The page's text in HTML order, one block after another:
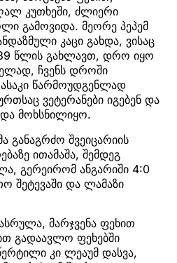
კუთხეში, ძლიერი
გამოვიდა. მეორე პეპემ
კაცი გახდა, ვისაც
39 წლის გახლავთ, დრო იყო
ჩვენს დროში
წარმოუდგენლად
ვეტერანები იგებენ და
მოხსნილიყო.
განაგრძო შვეიცარიის
ითამაშა, შემდეგ
გერეირომ ანგარიში 4:0
შეტევაში და ლამაზი
მარჯვენა ფეხით
გადაავლო ფეხებში
კი ლეაუმ დასვა,